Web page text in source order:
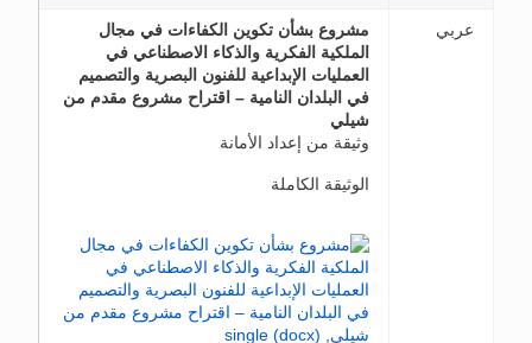
عربي
مشروع بشأن تكوين الكفاءات في مجال
الملكية الفكرية والذكاء الاصطناعي في
العمليات الإبداعية للفنون البصرية والتصميم
في البلدان النامية – اقتراح مشروع مقدم من
شيلي
وثيقة من إعداد الأمانة
الوثيقة الكاملة